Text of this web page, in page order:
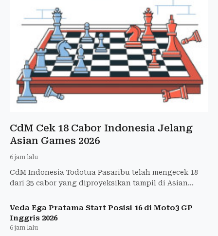
CdM Cek 18 Cabor Indonesia Jelang
Asian Games 2026
6 jam lalu
CdM Indonesia Todotua Pasaribu telah mengecek 18
dari 35 cabor yang diproyeksikan tampil di Asian
Veda Ega Pratama Start Posisi 16 di Moto3 GP
Inggris 2026
6 jam lalu